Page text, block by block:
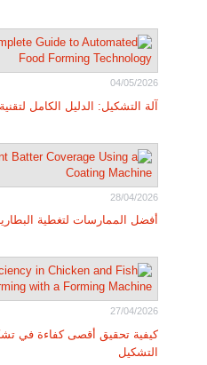
04/05/2026
آلة التشكيل: الدليل الكامل
28/04/2026
أفضل الممارسات لتغطية
27/04/2026
كيفية تحقيق أقصى كفاءة في
التشكيل